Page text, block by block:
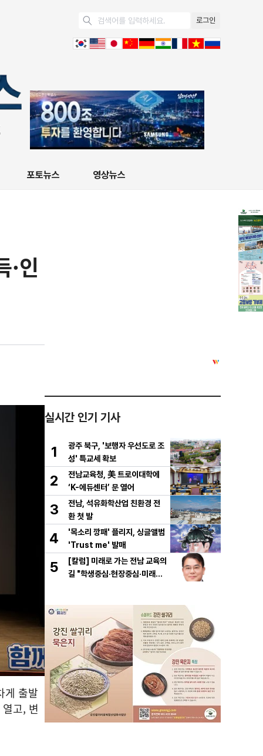
로그인
포토뉴스 영상뉴스
인
게 출발
고, 변
실시간 인기 기사
1
광주 북구, '보행자 우선도로 조
성' 특교세 확보
2
전남교육청, 美 트로이대학에
‘K-에듀센터’ 문 열어
3
전남, 석유화학산업 친환경 전
환 첫 발
4
'목소리 깡패' 플리지, 싱글앨범
'Trust me' 발매
5
[칼럼] 미래로 가는 전남 교육의
길 "학생중심·현장중심·미래중